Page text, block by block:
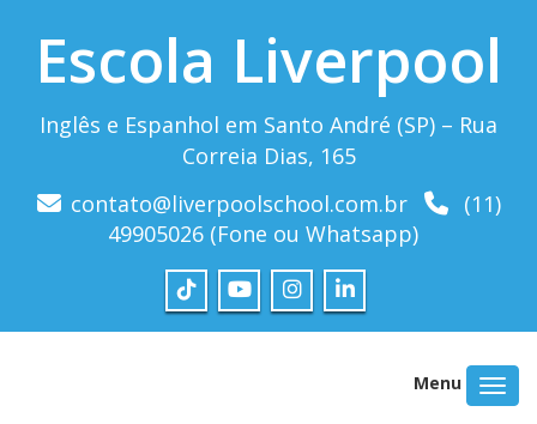
Escola Liverpool
Inglês e Espanhol em Santo André (SP) – Rua
Correia Dias, 165
contato@liverpoolschool.com.br
(11)
49905026 (Fone ou Whatsapp)
Menu